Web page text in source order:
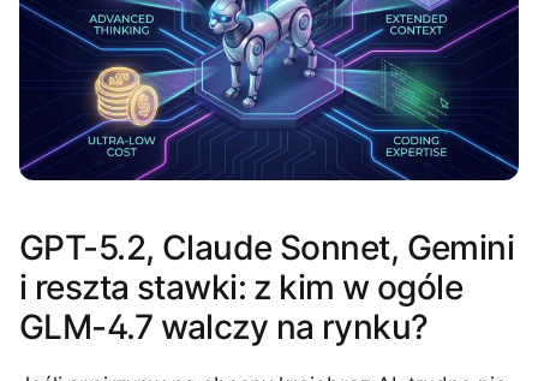
GPT-5.2, Claude Sonnet, Gemini
i reszta stawki: z kim w ogóle
GLM-4.7 walczy na rynku?